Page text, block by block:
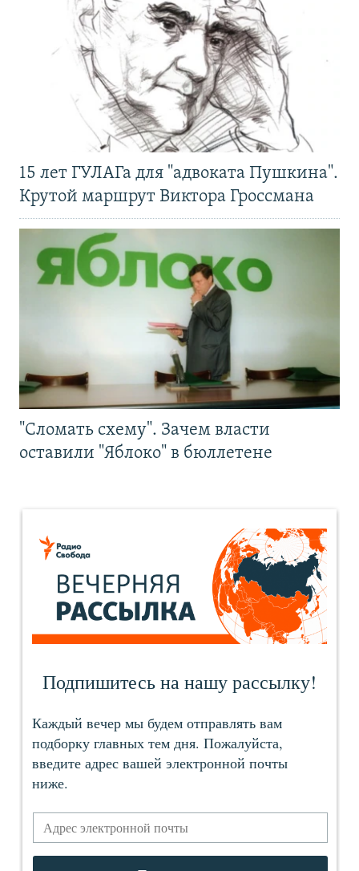
15 лет ГУЛАГа для "адвоката Пушкина".
Крутой маршрут Виктора Гроссмана
"Сломать схему". Зачем власти
оставили "Яблоко" в бюллетене